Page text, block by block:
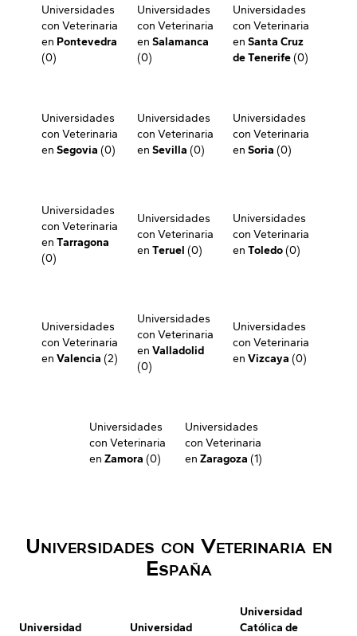
Universidades
con Veterinaria
en Pontevedra
(0)
Universidades
con Veterinaria
en Salamanca
(0)
Universidades
con Veterinaria
en Santa Cruz
de Tenerife(0)
Universidades
con Veterinaria
en Segovia (0)
Universidades
con Veterinaria
en Sevilla (0)
Universidades
con Veterinaria
en Soria (0)
Universidades
con Veterinaria
en Tarragona
(0)
Universidades
con Veterinaria
en Teruel (0)
Universidades
con Veterinaria
en Toledo(0)
Universidades
con Veterinaria
en Valencia (2)
Universidades
con Veterinaria
en Valladolid
(0)
Universidades
con Veterinaria
en Vizcaya (0)
Universidades
con Veterinaria
en Zamora (0)
Universidades
con Veterinaria
en Zaragoza (1)
Universidades con Veterinaria en
España
Universidad
Universidad
Universidad
Católica de